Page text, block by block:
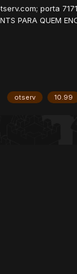
porta
PARA QUEM
NPC
100%, shop e
otserv 10.99